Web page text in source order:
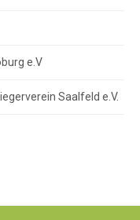
e.V
Saalfeld e.V.